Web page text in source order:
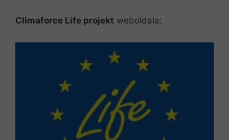
Climaforce Life projekt weboldala: